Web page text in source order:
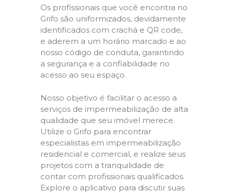
Os profissionais que você encontra no
Grifo são uniformizados, devidamente
identificados com crachá e QR code,
e aderem a um horário marcado e ao
nosso código de conduta, garantindo
a segurança e a confiabilidade no
acesso ao seu espaço.
Nosso objetivo é facilitar o acesso a
serviços de impermeabilização de alta
qualidade que seu imóvel merece.
Utilize o Grifo para encontrar
especialistas em impermeabilização
residencial e comercial, e realize seus
projetos com a tranquilidade de
contar com profissionais qualificados.
Explore o aplicativo para discutir suas